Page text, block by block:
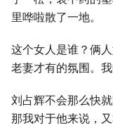
里哗啦散了一地。
这个女人是谁？俩
老妻才有的氛围。
刘占辉不会那么快
那我对于他来说，